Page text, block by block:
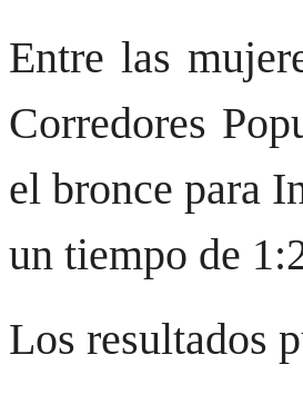
Entre las
Corredores
el bronce para
un tiempo de
Los resultados